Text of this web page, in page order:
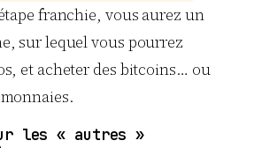
franchie, vous aurez un
sur lequel vous pourrez
et acheter des bitcoins… ou
les « autres »